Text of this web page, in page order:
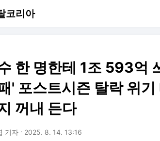
코리아
한 명한테 1조 593억
' 포스트시즌 탈락 위
꺼내 든다
기자 2025. 8. 14. 13:16